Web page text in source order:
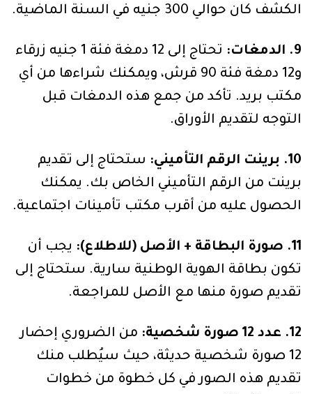
الكشف كان حوالي 300 جنيه في السنة الماضية.
9. الدمغات:
تحتاج إلى 12 دمغة فئة 1 جنيه زرقاء
و12 دمغة فئة 90 قرش، ويمكنك شراءها من أي
مكتب بريد. تأكد من جمع هذه الدمغات قبل
التوجه لتقديم الأوراق.
10. برينت الرقم التأميني:
ستحتاج إلى تقديم
برينت من الرقم التأميني الخاص بك. يمكنك
الحصول عليه من أقرب مكتب تأمينات اجتماعية.
11. صورة البطاقة + الأصل (للاطلاع):
يجب أن
تكون بطاقة الهوية الوطنية سارية. ستحتاج إلى
تقديم صورة منها مع الأصل للمراجعة.
12. عدد 12 صورة شخصية:
من الضروري إحضار
12 صورة شخصية حديثة، حيث سيُطلب منك
تقديم هذه الصور في كل خطوة من خطوات